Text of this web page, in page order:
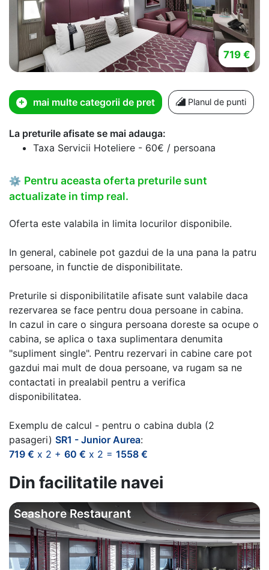
719 €
mai multe categorii de pret Planul de punti
La preturile afisate se mai adauga:
Taxa Servicii Hoteliere - 60€ / persoana
⚙ Pentru aceasta oferta preturile sunt
actualizate in timp real.
Oferta este valabila in limita locurilor disponibile.
In general, cabinele pot gazdui de la una pana la patru
persoane, in functie de disponibilitate.
Preturile si disponibilitatile afisate sunt valabile daca
rezervarea se face pentru doua persoane in cabina.
In cazul in care o singura persoana doreste sa ocupe o
cabina, se aplica o taxa suplimentara denumita
"supliment single". Pentru rezervari in cabine care pot
gazdui mai mult de doua persoane, va rugam sa ne
contactati in prealabil pentru a verifica
disponibilitatea.
Exemplu de calcul - pentru o cabina dubla (2
pasageri) SR1 - Junior Aurea:
719 € x 2 + 60 € x 2 = 1558 €
Din facilitatile navei
Seashore Restaurant